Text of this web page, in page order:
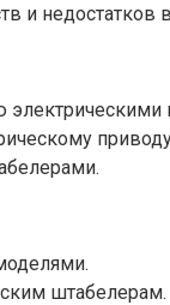
и недостатков
штабелерам.